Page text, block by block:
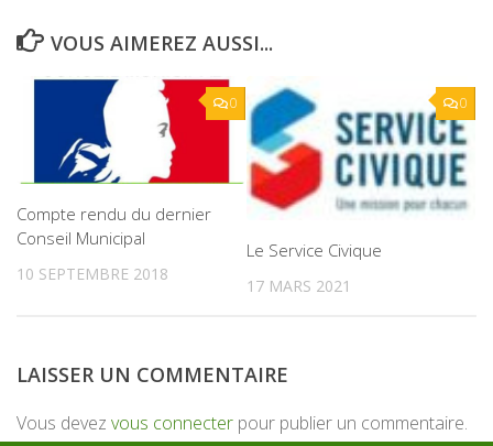
VOUS AIMEREZ AUSSI...
0
Compte rendu du dernier
Conseil Municipal
10 SEPTEMBRE 2018
0
Le Service Civique
17 MARS 2021
LAISSER UN COMMENTAIRE
Vous devez vous connecter pour publier un commentaire.